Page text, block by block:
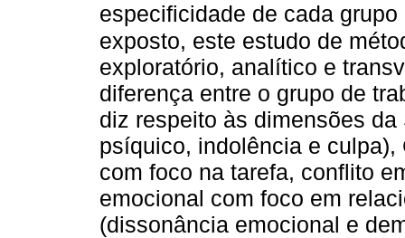
especificidade de cada
exposto, este estudo de
exploratório, analítico e
diferença entre o grupo de
diz respeito às dimensões
psíquico, indolência e
com foco na tarefa, conflito
emocional com foco em
(dissonância emocional e